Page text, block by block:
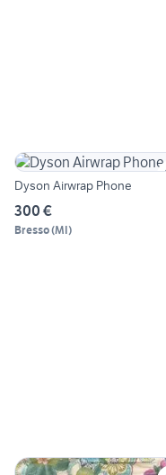
Dyson Airwrap Phone
300 €
Bresso(MI)